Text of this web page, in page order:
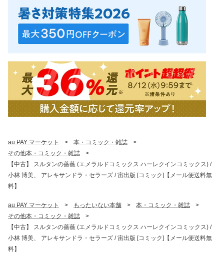
au PAY マーケット > 本・コミック・雑誌
>
その他本・コミック・雑誌
>
【中古】 スルタンの薔薇 (エメラルドコミックス ハーレクインコミックス) /
小林 博美、 アレキサンドラ・セラーズ / 宙出版 [コミック]【メール便送料無
料】
au PAY マーケット > もったいない本舗 > 本・コミック・雑誌
>
その他本・コミック・雑誌
>
【中古】 スルタンの薔薇 (エメラルドコミックス ハーレクインコミックス) /
小林 博美、 アレキサンドラ・セラーズ / 宙出版 [コミック]【メール便送料無
料】